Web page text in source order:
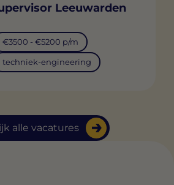
alle vacatures
Leeuwarden
€3500 - €5200 p/m
techniek-engineering